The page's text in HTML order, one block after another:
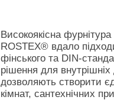
Високоякісна
ROSTEX® вдало
фінського та DIN-
рішення для
дозволяють створити
кімнат, сантехнічних